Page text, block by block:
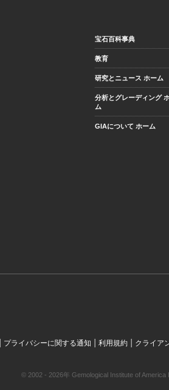
宝石百科事典
教育
研究とニュース ホーム
分析とグレーディング
ム
GIAについて ホーム
| プライバシーに関する通知 | 利用規約 | クライア
© 2002 - 2026年 Gemological Institute of